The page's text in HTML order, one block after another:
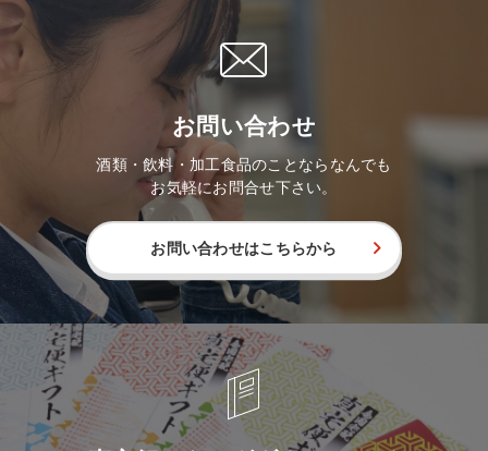
お問い合わせ
酒類・飲料・加工食品のことならなんでも
お気軽にお問合せ下さい。
お問い合わせはこちらから